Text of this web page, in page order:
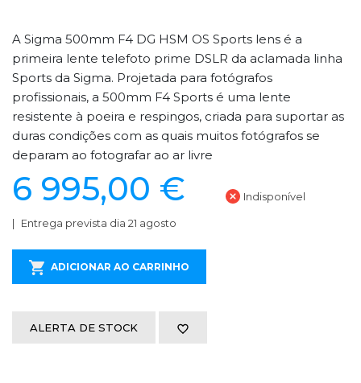
A Sigma 500mm F4 DG HSM OS Sports lens é a
primeira lente telefoto prime DSLR da aclamada linha
Sports da Sigma. Projetada para fotógrafos
profissionais, a 500mm F4 Sports é uma lente
resistente à poeira e respingos, criada para suportar as
duras condições com as quais muitos fotógrafos se
deparam ao fotografar ao ar livre
6 995,00 € Indisponível
Entrega prevista dia 21 agosto
ADICIONAR AO CARRINHO
ALERTA DE STOCK